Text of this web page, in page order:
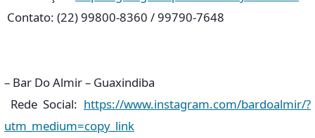
Contato: (22) 99800-8360 / 99790-7648
– Bar Do Almir – Guaxindiba
Rede Social: https://www.instagram.com/bardoalmir/?
utm_medium=copy_link